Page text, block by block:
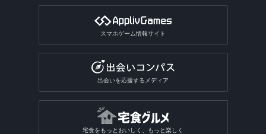
スマホゲーム情報サイト
出会いを応援するメディア
宅食をもっとおいしく、もっと楽しく